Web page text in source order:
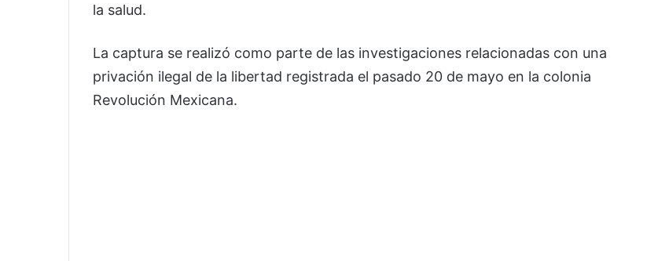
la salud.
La captura se realizó como parte de las investigaciones relacionadas con una
privación ilegal de la libertad registrada el pasado 20 de mayo en la colonia
Revolución Mexicana.